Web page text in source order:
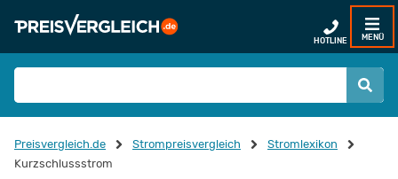
HOTLINE MENÜ
Preisvergleich.de Strompreisvergleich
Stromlexikon
Kurzschlussstrom